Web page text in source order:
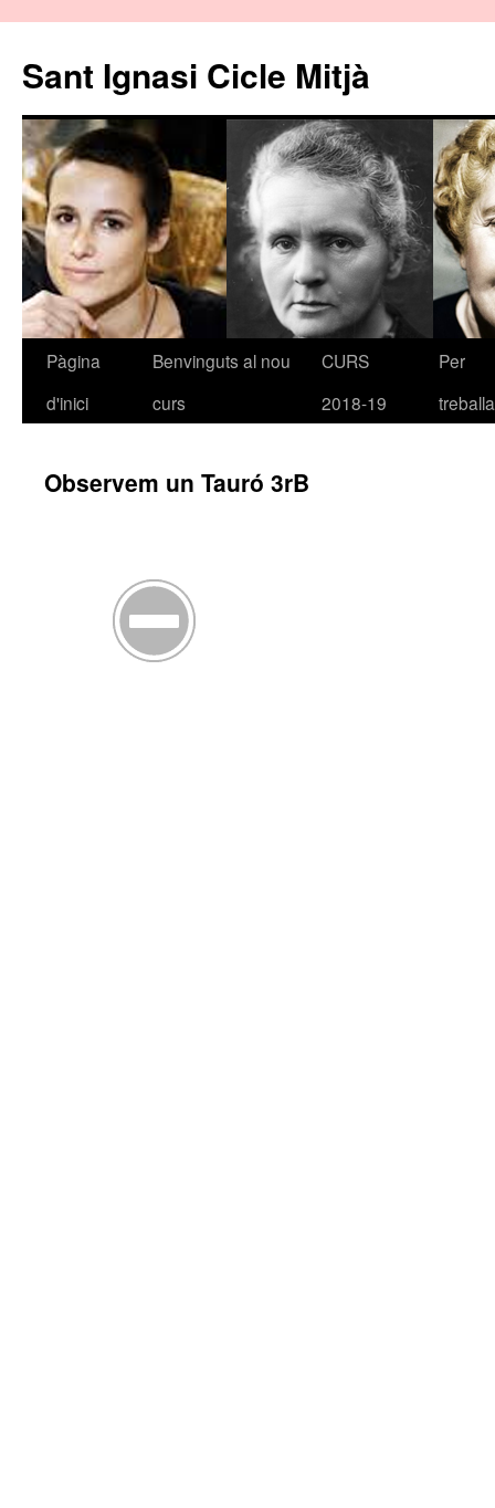
Sant Ignasi Cicle Mitjà
Vés
Pàgina
d'inici
Benvinguts al nou
curs
CURS
2018-19
Per
Observem un Tauró 3rB